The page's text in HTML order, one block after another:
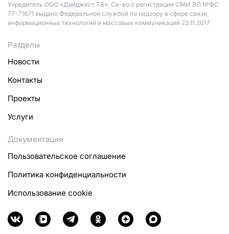
Учредитель ООО «Дайджест ТВ». Св-во о регистрации СМИ ЭЛ №ФС
77-71671 выдано Федеральной службой по надзору в сфере связи,
информационных технологий и массовых коммуникаций 23.11.2017
Разделы
Новости
Контакты
Проекты
Услуги
Документация
Пользовательское соглашение
Политика конфиденциальности
Использование cookie